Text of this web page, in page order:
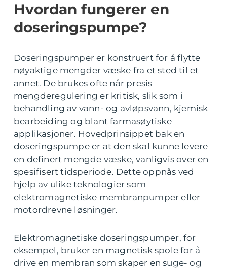
Hvordan fungerer en
doseringspumpe?
Doseringspumper er konstruert for å flytte
nøyaktige mengder væske fra et sted til et
annet. De brukes ofte når presis
mengderegulering er kritisk, slik som i
behandling av vann- og avløpsvann, kjemisk
bearbeiding og blant farmasøytiske
applikasjoner. Hovedprinsippet bak en
doseringspumpe er at den skal kunne levere
en definert mengde væske, vanligvis over en
spesifisert tidsperiode. Dette oppnås ved
hjelp av ulike teknologier som
elektromagnetiske membranpumper eller
motordrevne løsninger.
Elektromagnetiske doseringspumper, for
eksempel, bruker en magnetisk spole for å
drive en membran som skaper en suge- og